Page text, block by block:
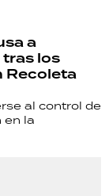
a
los
Recoleta
al control de
en la